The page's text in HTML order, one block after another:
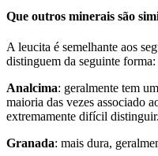
Que outros minerais são
A leucita é semelhante aos
distinguem da seguinte forma:
Analcima: geralmente tem
maioria das vezes associado
extremamente difícil distinguir.
Granada: mais dura,